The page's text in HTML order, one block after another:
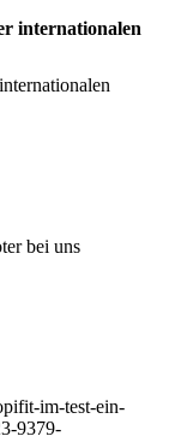
internationalen
bei uns
im-test-ein-
9379-